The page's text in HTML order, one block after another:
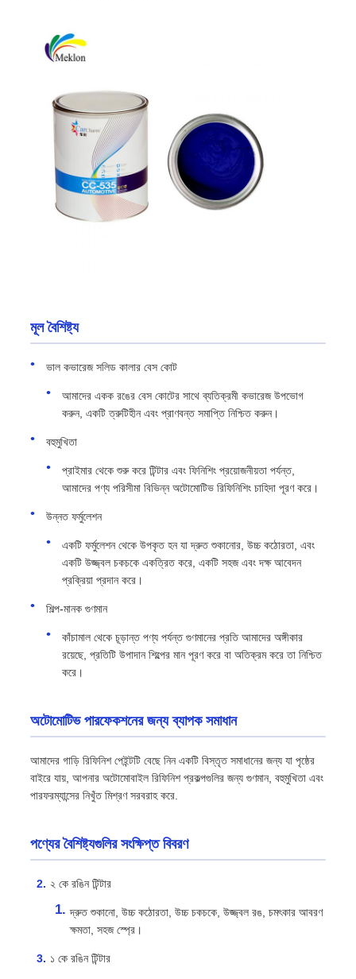
মূল বৈশিষ্ট্য
ভাল কভারেজ সলিড কালার বেস কোট
আমাদের একক রঙের বেস কোটের সাথে ব্যতিক্রমী কভারেজ উপভোগ
করুন, একটি ত্রুটিহীন এবং প্রাণবন্ত সমাপ্তি নিশ্চিত করুন।
বহুমুখিতা
প্রাইমার থেকে শুরু করে টিন্টার এবং ফিনিশিং প্রয়োজনীয়তা পর্যন্ত,
আমাদের পণ্য পরিসীমা বিভিন্ন অটোমোটিভ রিফিনিশিং চাহিদা পূরণ করে।
উন্নত ফর্মুলেশন
একটি ফর্মুলেশন থেকে উপকৃত হন যা দ্রুত শুকানোর, উচ্চ কঠোরতা, এবং
একটি উজ্জ্বল চকচকে একত্রিত করে, একটি সহজ এবং দক্ষ আবেদন
প্রক্রিয়া প্রদান করে।
শিল্প-মানক গুণমান
কাঁচামাল থেকে চূড়ান্ত পণ্য পর্যন্ত গুণমানের প্রতি আমাদের অঙ্গীকার
রয়েছে, প্রতিটি উপাদান শিল্পের মান পূরণ করে বা অতিক্রম করে তা নিশ্চিত
করে।
অটোমোটিভ পারফেকশনের জন্য ব্যাপক সমাধান
আমাদের গাড়ি রিফিনিশ পেইন্টটি বেছে নিন একটি বিস্তৃত সমাধানের জন্য যা পৃষ্ঠের
বাইরে যায়, আপনার অটোমোবাইল রিফিনিশ প্রকল্পগুলির জন্য গুণমান, বহুমুখিতা এবং
পারফরম্যান্সের নিখুঁত মিশ্রণ সরবরাহ করে.
পণ্যের বৈশিষ্ট্যগুলির সংক্ষিপ্ত বিবরণ
২ কে রঙিন টিন্টার
দ্রুত শুকানো, উচ্চ কঠোরতা, উচ্চ চকচকে, উজ্জ্বল রঙ, চমৎকার আবরণ
ক্ষমতা, সহজ স্প্রে।
১ কে রঙিন টিন্টার